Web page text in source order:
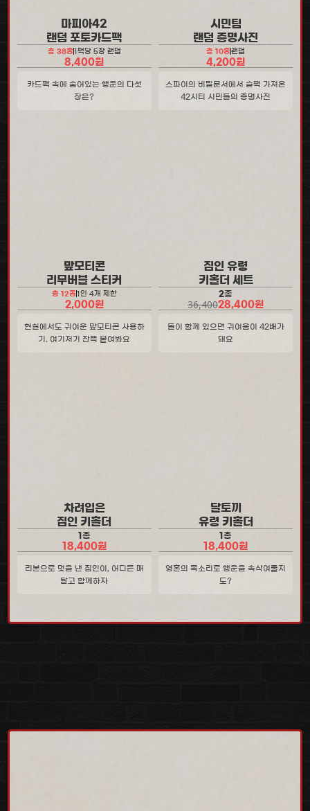
마피아42
랜덤 포토카드팩
총 38종 1팩당 5장 랜덤
8,400원
카드팩 속에 숨어있는 행운의 다섯
장은?
시민팀
랜덤 증명사진
총 10종 랜덤
4,200원
스파이의 비밀문서에서 슬쩍 가져온
42시티 시민들의 증명사진
맢모티콘
리무버블 스티커
총 12종 1인 4개 제한
2,000원
현실에서도 귀여운 맢모티콘 사용하
기. 여기저기 잔뜩 붙여봐요
짐인 유령
키홀더 세트
2종
36,40028,400원
둘이 함께 있으면 귀여움이 42배가
돼요
차려입은
짐인 키홀더
1종
18,400원
리본으로 멋을 낸 짐인이, 어디든 매
달고 함께하자
달토끼
유령 키홀더
1종
18,400원
영혼의 목소리로 행운을 속삭여줄지
도?